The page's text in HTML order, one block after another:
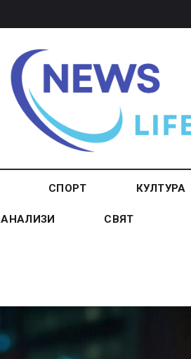
СПОРТ КУЛТУРА
АНАЛИЗИ СВЯТ